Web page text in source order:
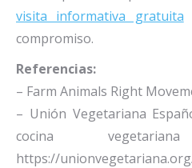
visita informativa gratuita
compromiso.
Referencias:
– Farm Animals Right
– Unión Vegetariana
cocina
https://